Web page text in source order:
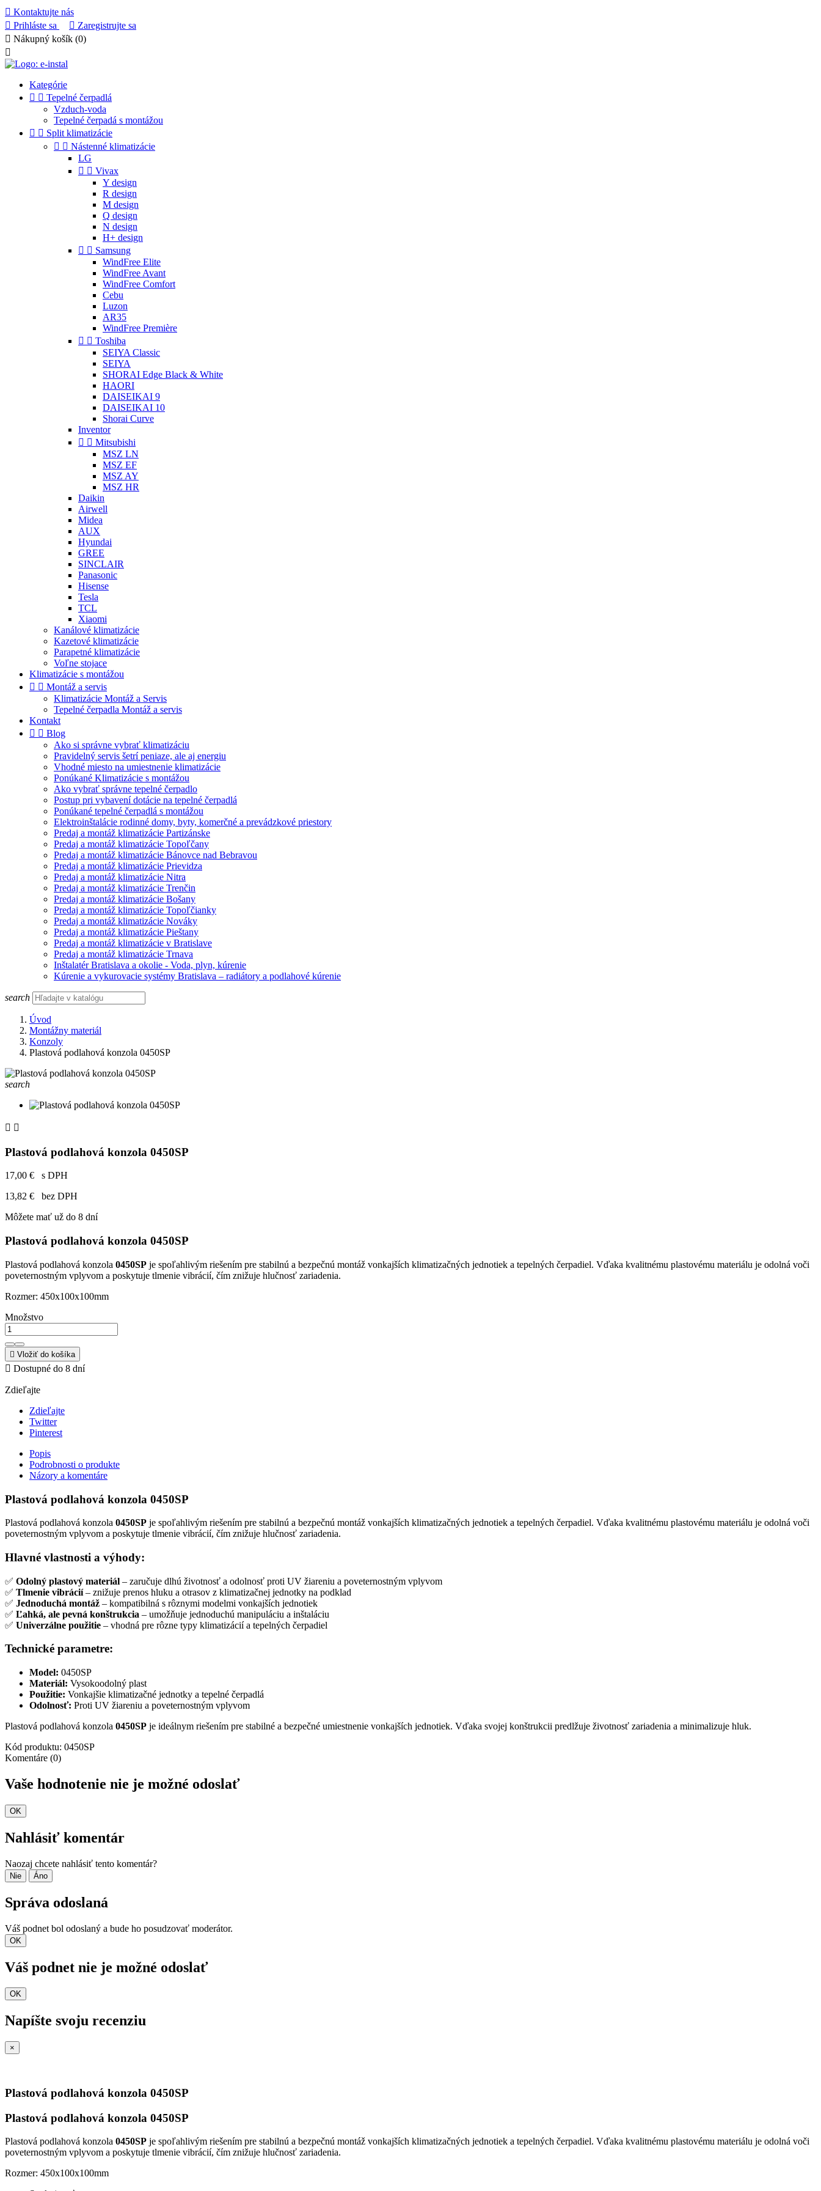
 Kontaktujte nás
 Prihláste sa  Zaregistrujte sa
 Nákupný košík (0)

Kategórie
  Tepelné čerpadlá
Vzduch-voda
Tepelné čerpadá s montážou
  Split klimatizácie
  Nástenné klimatizácie
LG
  Vivax
Y design
R design
M design
Q design
N design
H+ design
  Samsung
WindFree Elite
WindFree Avant
WindFree Comfort
Cebu
Luzon
AR35
WindFree Première
  Toshiba
SEIYA Classic
SEIYA
SHORAI Edge Black & White
HAORI
DAISEIKAI 9
DAISEIKAI 10
Shorai Curve
Inventor
  Mitsubishi
MSZ LN
MSZ EF
MSZ AY
MSZ HR
Daikin
Airwell
Midea
AUX
Hyundai
GREE
SINCLAIR
Panasonic
Hisense
Tesla
TCL
Xiaomi
Kanálové klimatizácie
Kazetové klimatizácie
Parapetné klimatizácie
Voľne stojace
Klimatizácie s montážou
  Montáž a servis
Klimatizácie Montáž a Servis
Tepelné čerpadla Montáž a servis
Kontakt
  Blog
Ako si správne vybrať klimatizáciu
Pravidelný servis šetrí peniaze, ale aj energiu
Vhodné miesto na umiestnenie klimatizácie
Ponúkané Klimatizácie s montážou
Ako vybrať správne tepelné čerpadlo
Postup pri vybavení dotácie na tepelné čerpadlá
Ponúkané tepelné čerpadlá s montážou
Elektroinštalácie rodinné domy, byty, komerčné a prevádzkové priestory
Predaj a montáž klimatizácie Partizánske
Predaj a montáž klimatizácie Topoľčany
Predaj a montáž klimatizácie Bánovce nad Bebravou
Predaj a montáž klimatizácie Prievidza
Predaj a montáž klimatizácie Nitra
Predaj a montáž klimatizácie Trenčin
Predaj a montáž klimatizácie Bošany
Predaj a montáž klimatizácie Topoľčianky
Predaj a montáž klimatizácie Nováky
Predaj a montáž klimatizácie Pieštany
Predaj a montáž klimatizácie v Bratislave
Predaj a montáž klimatizácie Trnava
Inštalatér Bratislava a okolie - Voda, plyn, kúrenie
Kúrenie a vykurovacie systémy Bratislava – radiátory a podlahové kúrenie
search
Úvod
Montážny materiál
Konzoly
Plastová podlahová konzola 0450SP
search
 
Plastová podlahová konzola 0450SP
17,00 €
s DPH
13,82 €
bez DPH
Môžete mať už do 8 dní
Plastová podlahová konzola 0450SP
Plastová podlahová konzola 0450SP je spoľahlivým riešením pre stabilnú a bezpečnú montáž vonkajších klimatizačných jednotiek a tepelných čerpadiel. Vďaka kvalitnému plastovému materiálu je odolná voči
poveternostným vplyvom a poskytuje tlmenie vibrácií, čím znižuje hlučnosť zariadenia.
Rozmer: 450x100x100mm
Množstvo
 Vložiť do košíka
 Dostupné do 8 dní
Zdieľajte
Zdieľajte
Twitter
Pinterest
Popis
Podrobnosti o produkte
Názory a komentáre
Plastová podlahová konzola 0450SP
Plastová podlahová konzola 0450SP je spoľahlivým riešením pre stabilnú a bezpečnú montáž vonkajších klimatizačných jednotiek a tepelných čerpadiel. Vďaka kvalitnému plastovému materiálu je odolná voči
poveternostným vplyvom a poskytuje tlmenie vibrácií, čím znižuje hlučnosť zariadenia.
Hlavné vlastnosti a výhody:
✅ Odolný plastový materiál – zaručuje dlhú životnosť a odolnosť proti UV žiareniu a poveternostným vplyvom
✅ Tlmenie vibrácií– znižuje prenos hluku a otrasov z klimatizačnej jednotky na podklad
✅ Jednoduchá montáž – kompatibilná s rôznymi modelmi vonkajších jednotiek
✅ Ľahká, ale pevná konštrukcia – umožňuje jednoduchú manipuláciu a inštaláciu
✅ Univerzálne použitie – vhodná pre rôzne typy klimatizácií a tepelných čerpadiel
Technické parametre:
Model: 0450SP
Materiál: Vysokoodolný plast
Použitie: Vonkajšie klimatizačné jednotky a tepelné čerpadlá
Odolnosť: Proti UV žiareniu a poveternostným vplyvom
Plastová podlahová konzola 0450SP je ideálnym riešením pre stabilné a bezpečné umiestnenie vonkajších jednotiek. Vďaka svojej konštrukcii predlžuje životnosť zariadenia a minimalizuje hluk.
Kód produktu: 0450SP
Komentáre (0)
Vaše hodnotenie nie je možné odoslať
OK
Nahlásiť komentár
Naozaj chcete nahlásiť tento komentár?
Nie Áno
Správa odoslaná
Váš podnet bol odoslaný a bude ho posudzovať moderátor.
OK
Váš podnet nie je možné odoslať
OK
Napíšte svoju recenziu
×
Plastová podlahová konzola 0450SP
Plastová podlahová konzola 0450SP
Plastová podlahová konzola 0450SP je spoľahlivým riešením pre stabilnú a bezpečnú montáž vonkajších klimatizačných jednotiek a tepelných čerpadiel. Vďaka kvalitnému plastovému materiálu je odolná voči
poveternostným vplyvom a poskytuje tlmenie vibrácií, čím znižuje hlučnosť zariadenia.
Rozmer: 450x100x100mm